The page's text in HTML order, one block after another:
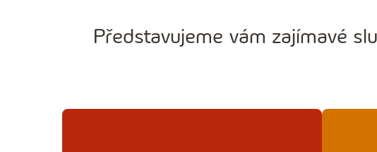
Představujeme vám zajímavé